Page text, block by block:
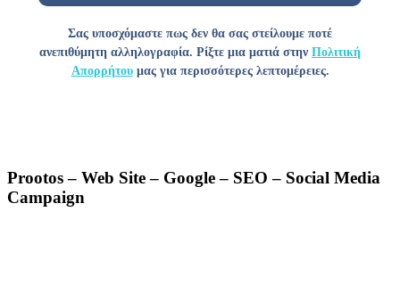
Σας υποσχόμαστε πως δεν θα σας στείλουμε ποτέ
ανεπιθύμητη αλληλογραφία. Ρίξτε μια ματιά στην Πολιτική
Απορρήτουμας για περισσότερες λεπτομέρειες.
Prootos – Web Site – Google – SEO – Social Media
Campaign